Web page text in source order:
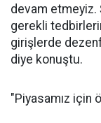
devam etmeyiz.
gerekli
girişlerde
diye konuştu.
"Piyasamız için